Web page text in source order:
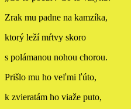
Zrak mu padne na kamzíka,
ktorý leží mŕtvy skoro
s polámanou nohou chorou.
Prišlo mu ho veľmi ľúto,
k zvieratám ho viaže puto,